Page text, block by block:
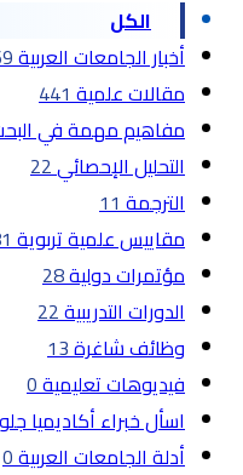
الكل
أخبار الجامعات العربية
مقالات علمية441
مفاهيم مهمة في
التحليل الإحصائي22
الترجمة11
مقاييس علمية تربوية
مؤتمرات دولية28
الدورات التدريبية22
وظائف شاغرة13
فيديوهات تعليمية0
اسأل خبراء أكاديميا
أدلة الجامعات العربية0